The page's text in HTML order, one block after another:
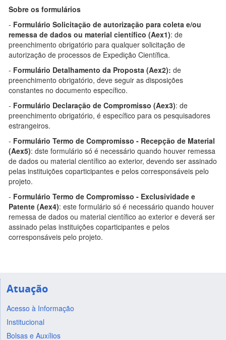
Sobre os formulários
- Formulário Solicitação de autorização para coleta e/ou
remessa de dados ou material científico (Aex1): de
preenchimento obrigatório para qualquer solicitação de
autorização de processos de Expedição Científica.
- Formulário Detalhamento da Proposta (Aex2): de
preenchimento obrigatório, deve seguir as disposições
constantes no documento específico.
- Formulário Declaração de Compromisso (Aex3): de
preenchimento obrigatório, é específico para os pesquisadores
estrangeiros.
- Formulário Termo de Compromisso - Recepção de Material
(Aex5): dste formulário só é necessário quando houver remessa
de dados ou material científico ao exterior, devendo ser assinado
pelas instituições coparticipantes e pelos corresponsáveis pelo
projeto.
- Formulário Termo de Compromisso - Exclusividade e
Patente (Aex4): este formulário só é necessário quando houver
remessa de dados ou material científico ao exterior e deverá ser
assinado pelas instituições coparticipantes e pelos
corresponsáveis pelo projeto.
Atuação
Acesso à Informação
Institucional
Bolsas e Auxílios